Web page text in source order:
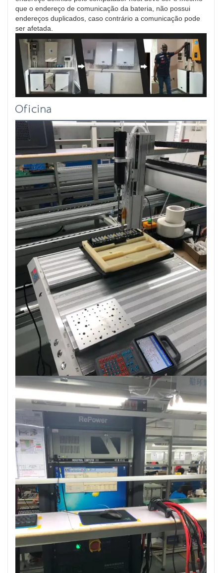
que o endereço de comunicação da bateria, não possui
endereços duplicados, caso contrário a comunicação pode
ser afetada.
Oficina